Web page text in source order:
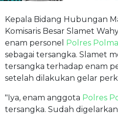
Kepala Bidang Hubungan
Komisaris Besar Slamet
enam personel Polres
sebagai tersangka. Slamet
tersangka terhadap enam
setelah dilakukan gelar
"Iya, enam anggota Polres
tersangka. Sudah